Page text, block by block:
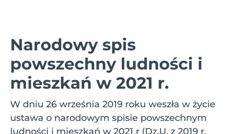
Narodowy spis
powszechny ludności i
mieszkań w 2021 r.
W dniu 26 września 2019 roku weszła w życie
ustawa o narodowym spisie powszechnym
ludności i mieszkań w 2021 r (Dz.U. z 2019 r.